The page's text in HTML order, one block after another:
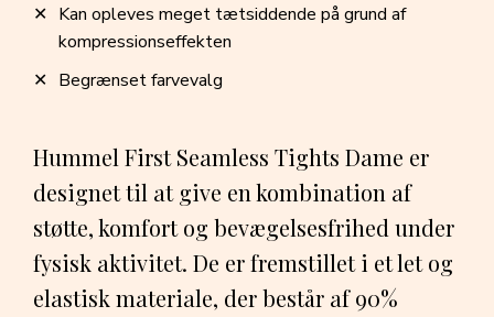
Hummel First Seamless Tights Dame er
designet til at give en kombination af
støtte, komfort og bevægelsesfrihed under
fysisk aktivitet. De er fremstillet i et let og
elastisk materiale, der består af 90%
Kan opleves meget tætsiddende på grund af
kompressionseffekten
Begrænset farvevalg